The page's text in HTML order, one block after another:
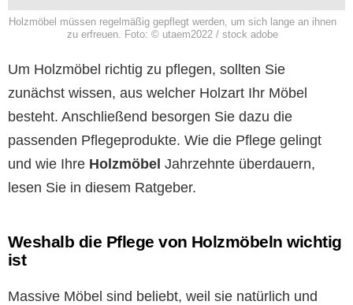
Holzmöbel müssen regelmäßig gepflegt werden, um sich lange an ihnen
zu erfreuen. Foto: © utaem2022 / stock adobe
Um Holzmöbel richtig zu pflegen, sollten Sie
zunächst wissen, aus welcher Holzart Ihr Möbel
besteht. Anschließend besorgen Sie dazu die
passenden Pflegeprodukte. Wie die Pflege gelingt
und wie Ihre Holzmöbel Jahrzehnte überdauern,
lesen Sie in diesem Ratgeber.
Weshalb die Pflege von Holzmöbeln wichtig
ist
Massive Möbel sind beliebt, weil sie natürlich und